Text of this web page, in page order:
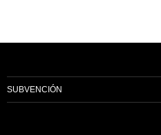
SUBVENCIÓN